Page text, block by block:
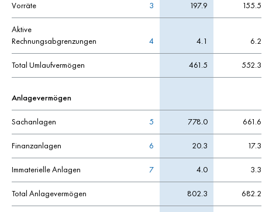
Vorräte 3 197.9 155.5
Aktive
Rechnungsabgrenzungen
4 4.1 6.2
Total Umlaufvermögen 461.5 552.3
Anlagevermögen
Sachanlagen 5 778.0 661.6
Finanzanlagen 6 20.3 17.3
Immaterielle Anlagen 7 4.0 3.3
Total Anlagevermögen 802.3 682.2